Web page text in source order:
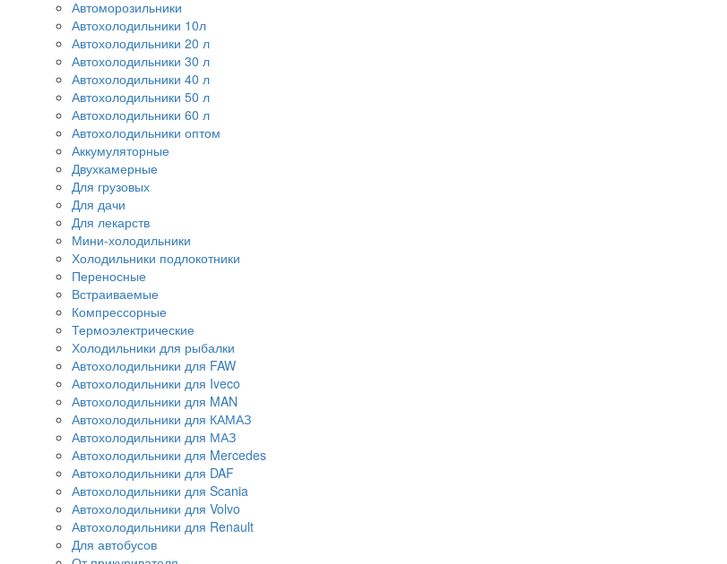
Автоморозильники
Автохолодильники 10л
Автохолодильники 20 л
Автохолодильники 30 л
Автохолодильники 40 л
Автохолодильники 50 л
Автохолодильники 60 л
Автохолодильники оптом
Аккумуляторные
Двухкамерные
Для грузовых
Для дачи
Для лекарств
Мини-холодильники
Холодильники подлокотники
Переносные
Встраиваемые
Компрессорные
Термоэлектрические
Холодильники для рыбалки
Автохолодильники для FAW
Автохолодильники для Iveco
Автохолодильники для MAN
Автохолодильники для КАМАЗ
Автохолодильники для МАЗ
Автохолодильники для Mercedes
Автохолодильники для DAF
Автохолодильники для Scania
Автохолодильники для Volvo
Автохолодильники для Renault
Для автобусов